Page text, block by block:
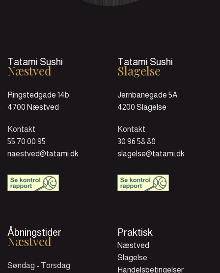
Tatami Sushi
Næstved
Ringstedgade 14b
4700 Næstved
Kontakt
55 70 00 95
naestved@tatami.dk
Tatami Sushi
Slagelse
Jernbanegade 5A
4200 Slagelse
Kontakt
30 96 58 88
slagelse@tatami.dk
Åbningstider
Næstved
Søndag - Torsdag
Praktisk
Næstved
Slagelse
Handelsbetingelser